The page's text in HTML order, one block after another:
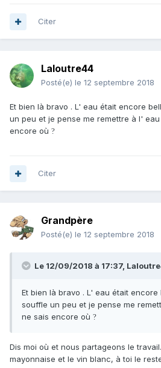
Citer
Laloutre44
Posté(e) le 12 septembre 2018
Et bien là bravo . L' eau était encore
un peu et je pense me remettre à l'
encore où ?
Citer
Grandpère
Posté(e) le 12 septembre 2018
Le 12/09/2018 à 17:37,
Et bien là bravo . L' eau était
souffle un peu et je pense me
ne sais encore où ?
Dis moi où et nous partageons le
mayonnaise et le vin blanc, à toi le